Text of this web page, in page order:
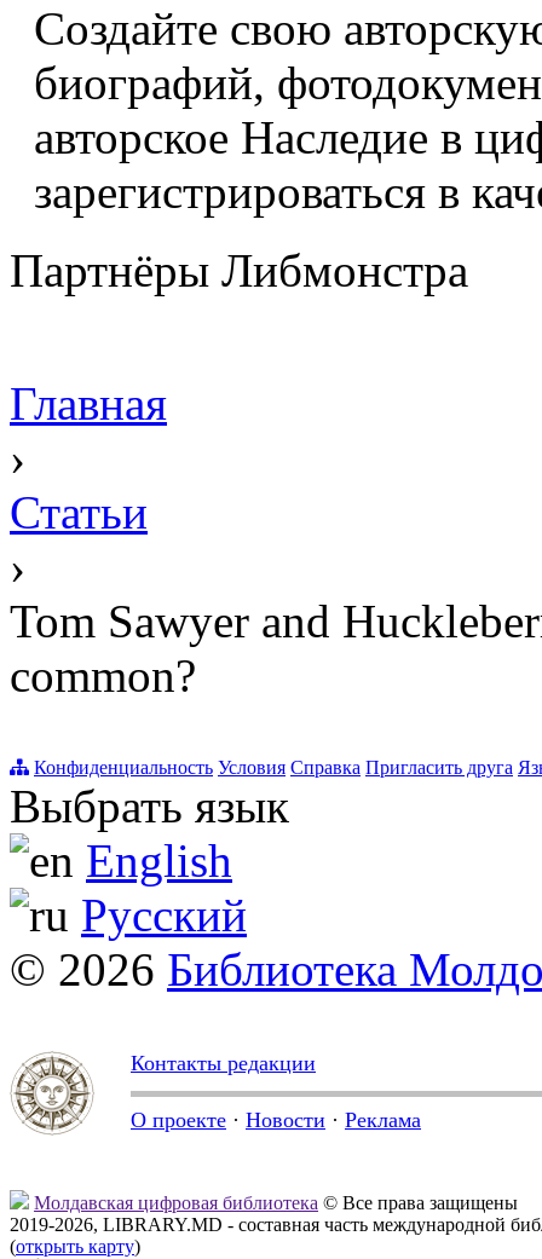
Создайте свою
биографий,
авторское Наследие в
зарегистрироваться в
Партнёры Либмонстра
Главная
›
Статьи
›
Tom Sawyer and
common?
Конфиденциальность Условия Справка Пригласить друга
Выбрать язык
English
Русский
© 2026 Библиотека
Контакты редакции
О проекте · Новости · Реклама
Молдавская цифровая библиотека © Все права защищены
2019-2026, LIBRARY.MD - составная часть международной
(открыть карту)